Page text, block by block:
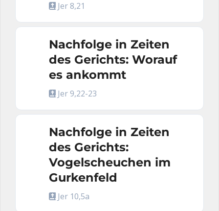
Jer 8,21
Nachfolge in Zeiten
des Gerichts: Worauf
es ankommt
Jer 9,22-23
Nachfolge in Zeiten
des Gerichts:
Vogelscheuchen im
Gurkenfeld
Jer 10,5a